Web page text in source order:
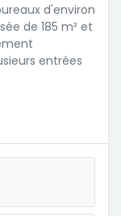
d'environ
de 185 m² et
entrées